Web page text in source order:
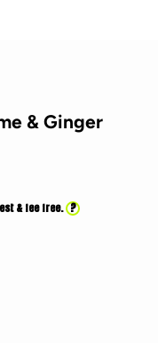
123
& Ginger
& fee free. ?